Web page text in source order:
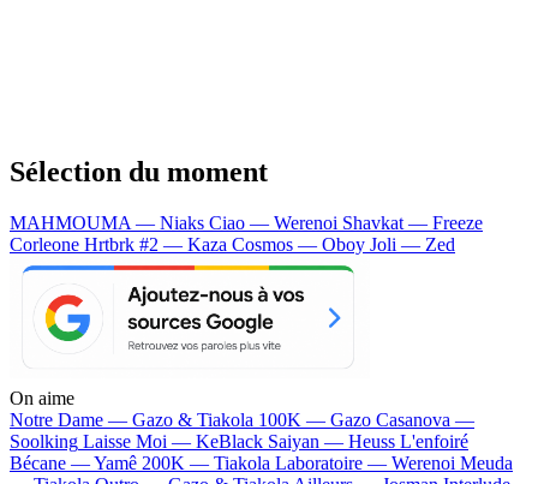
Sélection du moment
MAHMOUMA — Niaks Ciao — Werenoi Shavkat — Freeze
Corleone Hrtbrk #2 — Kaza Cosmos — Oboy Joli — Zed
On aime
Notre Dame — Gazo & Tiakola 100K — Gazo Casanova —
Soolking Laisse Moi — KeBlack Saiyan — Heuss L'enfoiré
Bécane —Yamê 200K — Tiakola Laboratoire — Werenoi Meuda